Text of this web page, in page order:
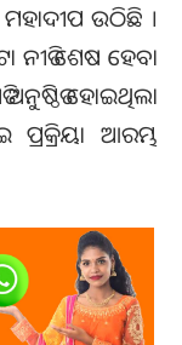
ଉଠିଛି ।
ନୀତି ଶେଷ ହେବା
ଅନୁଷ୍ଠିତ ହୋଇଥିଲା
ଆରମ୍ଭ